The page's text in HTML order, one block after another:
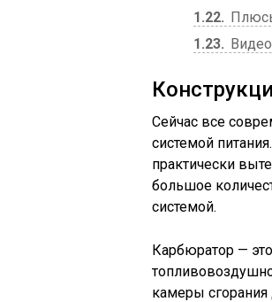
1.22
1.23
Сейчас все
системой
практически
большое
системой.
Карбюратор —
камеры сгорания